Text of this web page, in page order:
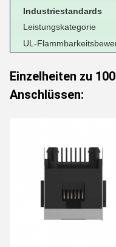
Industriestandards
Leistungskategorie
UL-
Einzelheiten zu
Anschlüssen: